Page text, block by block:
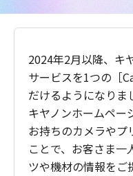
2024年2月以降、キ
サービスを1つの［
だけるようになりま
キヤノンホームペー
お持ちのカメラやプ
ことで、お客さま
ツや機材の情報をご